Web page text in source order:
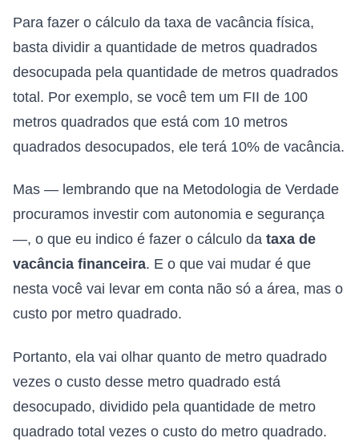
Para fazer o cálculo da taxa de vacância física,
basta dividir a quantidade de metros quadrados
desocupada pela quantidade de metros quadrados
total. Por exemplo, se você tem um FII de 100
metros quadrados que está com 10 metros
quadrados desocupados, ele terá 10% de vacância.
Mas — lembrando que na Metodologia de Verdade
procuramos investir com autonomia e segurança
—, o que eu indico é fazer o cálculo da taxa de
vacância financeira. E o que vai mudar é que
nesta você vai levar em conta não só a área, mas o
custo por metro quadrado.
Portanto, ela vai olhar quanto de metro quadrado
vezes o custo desse metro quadrado está
desocupado, dividido pela quantidade de metro
quadrado total vezes o custo do metro quadrado.